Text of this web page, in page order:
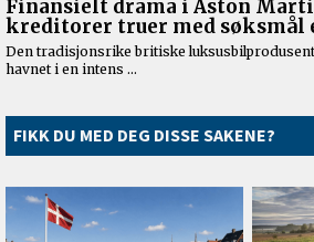
FIKK DU MED DEG DISSE SAKENE?